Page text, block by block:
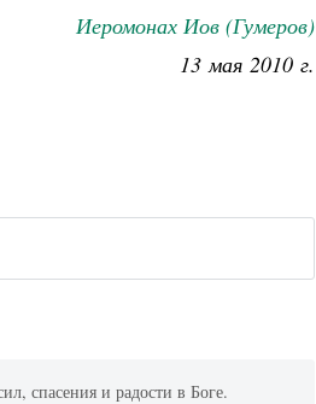
Иеромонах Иов (Гумеров)
13 мая 2010 г.
спасения и радости в Боге.